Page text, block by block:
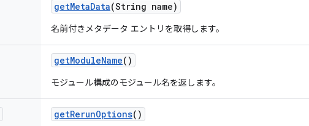
getMetaData(String name)
名前付きメタデータ エントリを取得します。
getModuleName()
モジュール構成のモジュール名を返します。
getRerunOptions()